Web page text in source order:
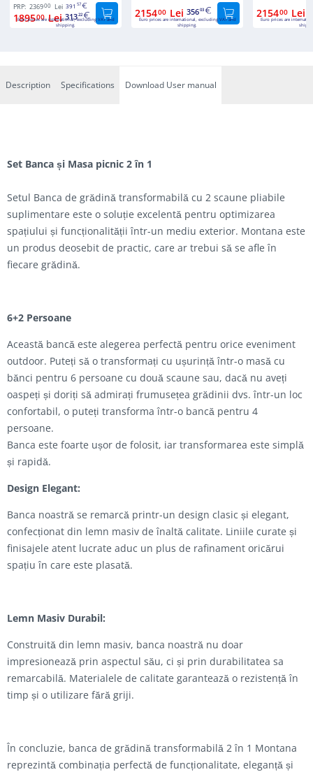
PRP: 236900 Lei 391 57
189500 Lei 31322
Euro prices are international, excluding VAT and
shipping.
215400 Lei 35603
Euro prices are international, excluding VAT and
shipping.
215400 Lei
Euro prices are
Description Specifications Download User manual
Set Banca și Masa picnic 2 în 1
Setul Banca de grădină transformabilă cu 2 scaune pliabile
suplimentare este o soluție excelentă pentru optimizarea
spațiului și funcționalității într-un mediu exterior. Montana este
un produs deosebit de practic, care ar trebui să se afle în
fiecare grădină.
6+2 Persoane
Această bancă este alegerea perfectă pentru orice eveniment
outdoor. Puteți să o transformați cu ușurință într-o masă cu
bănci pentru 6 persoane cu două scaune sau, dacă nu aveți
oaspeți și doriți să admirați frumusețea grădinii dvs. într-un loc
confortabil, o puteți transforma într-o bancă pentru 4
persoane.
Banca este foarte ușor de folosit, iar transformarea este simplă
și rapidă.
Design Elegant:
Banca noastră se remarcă printr-un design clasic și elegant,
confecționat din lemn masiv de înaltă calitate. Liniile curate și
finisajele atent lucrate aduc un plus de rafinament oricărui
spațiu în care este plasată.
Lemn Masiv Durabil:
Construită din lemn masiv, banca noastră nu doar
impresionează prin aspectul său, ci și prin durabilitatea sa
remarcabilă. Materialele de calitate garantează o rezistență în
timp și o utilizare fără griji.
În concluzie, banca de grădină transformabilă 2 în 1 Montana
reprezintă combinația perfectă de funcționalitate, eleganță și